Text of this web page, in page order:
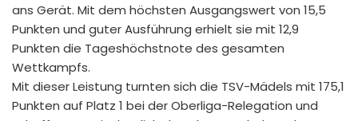
ans Gerät. Mit dem höchsten Ausgangswert von 15,5
Punkten und guter Ausführung erhielt sie mit 12,9
Punkten die Tageshöchstnote des gesamten
Wettkampfs.
Mit dieser Leistung turnten sich die TSV-Mädels mit 175,1
Punkten auf Platz 1 bei der Oberliga-Relegation und